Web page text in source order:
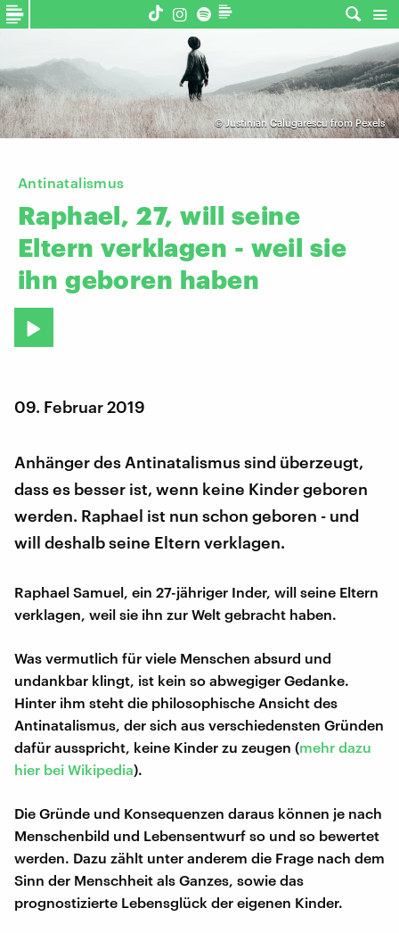
©Justinian Calugarescu from Pexels
Antinatalismus
Raphael, 27, will seine
Eltern verklagen - weil sie
ihn geboren haben
09. Februar 2019
Anhänger des Antinatalismus sind überzeugt,
dass es besser ist, wenn keine Kinder geboren
werden. Raphael ist nun schon geboren - und
will deshalb seine Eltern verklagen.
Raphael Samuel, ein 27-jähriger Inder, will seine Eltern
verklagen, weil sie ihn zur Welt gebracht haben.
Was vermutlich für viele Menschen absurd und
undankbar klingt, ist kein so abwegiger Gedanke.
Hinter ihm steht die philosophische Ansicht des
Antinatalismus, der sich aus verschiedensten Gründen
dafür ausspricht, keine Kinder zu zeugen (mehr dazu
hier bei Wikipedia).
Die Gründe und Konsequenzen daraus können je nach
Menschenbild und Lebensentwurf so und so bewertet
werden. Dazu zählt unter anderem die Frage nach dem
Sinn der Menschheit als Ganzes, sowie das
prognostizierte Lebensglück der eigenen Kinder.